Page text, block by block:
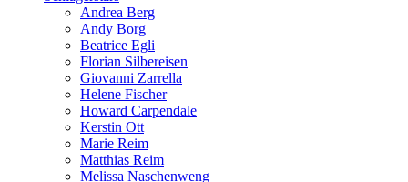
Andrea Berg
Andy Borg
Beatrice Egli
Florian Silbereisen
Giovanni Zarrella
Helene Fischer
Howard Carpendale
Kerstin Ott
Marie Reim
Matthias Reim
Melissa Naschenweng